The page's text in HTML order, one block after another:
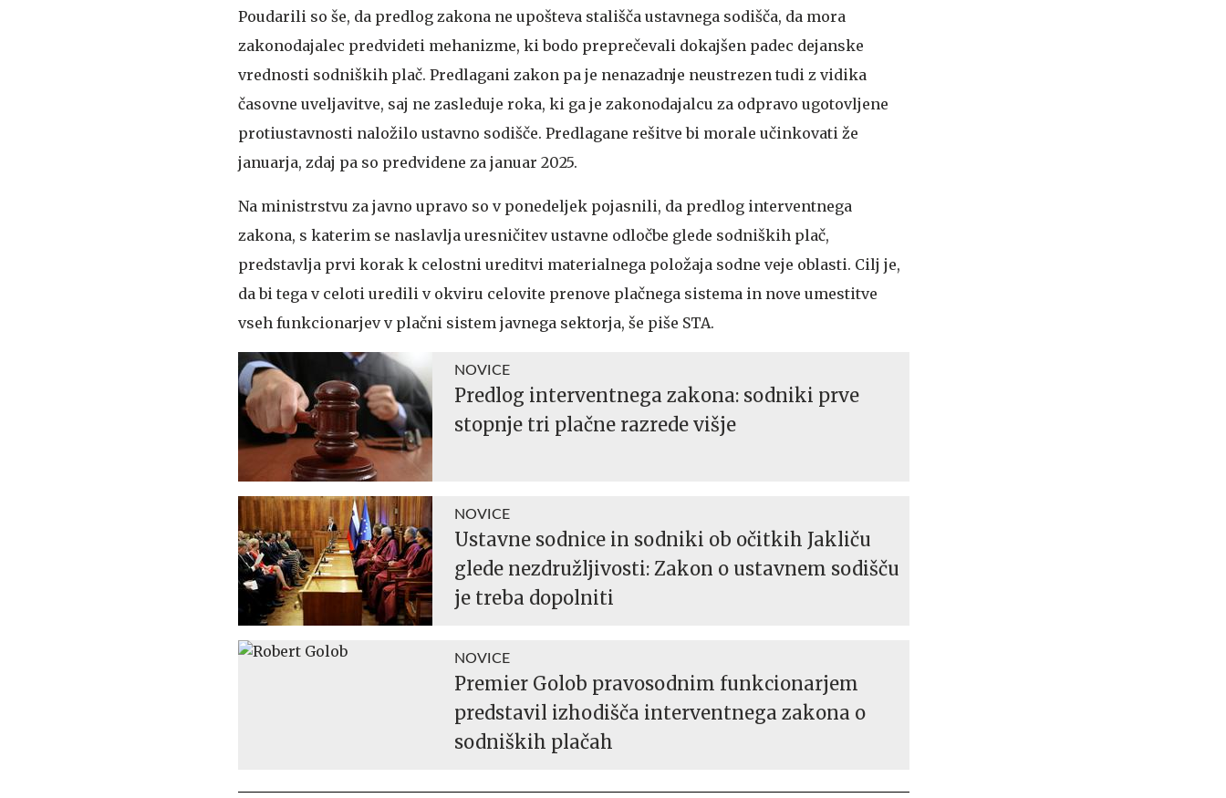
Poudarili so še, da predlog zakona ne upošteva stališča ustavnega sodišča, da mora
zakonodajalec predvideti mehanizme, ki bodo preprečevali dokajšen padec dejanske
vrednosti sodniških plač. Predlagani zakon pa je nenazadnje neustrezen tudi z vidika
časovne uveljavitve, saj ne zasleduje roka, ki ga je zakonodajalcu za odpravo ugotovljene
protiustavnosti naložilo ustavno sodišče. Predlagane rešitve bi morale učinkovati že
januarja, zdaj pa so predvidene za januar 2025.
Na ministrstvu za javno upravo so v ponedeljek pojasnili, da predlog interventnega
zakona, s katerim se naslavlja uresničitev ustavne odločbe glede sodniških plač,
predstavlja prvi korak k celostni ureditvi materialnega položaja sodne veje oblasti. Cilj je,
da bi tega v celoti uredili v okviru celovite prenove plačnega sistema in nove umestitve
vseh funkcionarjev v plačni sistem javnega sektorja, še piše STA.
NOVICE
Predlog interventnega zakona: sodniki prve
stopnje tri plačne razrede višje
NOVICE
Ustavne sodnice in sodniki ob očitkih Jakliču
glede nezdružljivosti: Zakon o ustavnem sodišču
je treba dopolniti
NOVICE
Premier Golob pravosodnim funkcionarjem
predstavil izhodišča interventnega zakona o
sodniških plačah